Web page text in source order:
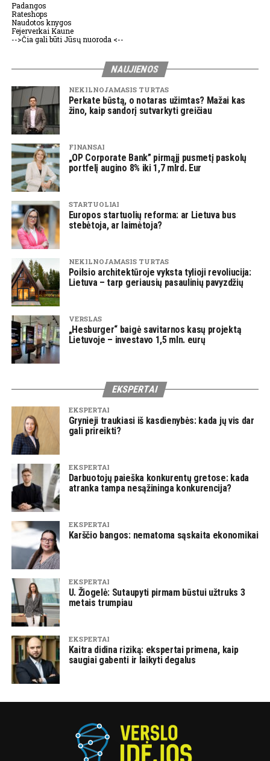
Padangos
Rateshops
Naudotos knygos
Fejerverkai Kaune
-->Čia gali būti Jūsų nuoroda <--
NAUJIENOS
NEKILNOJAMASIS TURTAS
Perkate būstą, o notaras užimtas? Mažai kas
žino, kaip sandorį sutvarkyti greičiau
FINANSAI
„OP Corporate Bank” pirmąjį pusmetį paskolų
portfelį augino 8% iki 1,7 mlrd. Eur
STARTUOLIAI
Europos startuolių reforma: ar Lietuva bus
stebėtoja, ar laimėtoja?
NEKILNOJAMASIS TURTAS
Poilsio architektūroje vyksta tylioji revoliucija:
Lietuva – tarp geriausių pasaulinių pavyzdžių
VERSLAS
„Hesburger“ baigė savitarnos kasų projektą
Lietuvoje – investavo 1,5 mln. eurų
EKSPERTAI
EKSPERTAI
Grynieji traukiasi iš kasdienybės: kada jų vis dar
gali prireikti?
EKSPERTAI
Darbuotojų paieška konkurentų gretose: kada
atranka tampa nesąžininga konkurencija?
EKSPERTAI
Karščio bangos: nematoma sąskaita ekonomikai
EKSPERTAI
U. Žiogelė: Sutaupyti pirmam būstui užtruks 3
metais trumpiau
EKSPERTAI
Kaitra didina riziką: ekspertai primena, kaip
saugiai gabenti ir laikyti degalus